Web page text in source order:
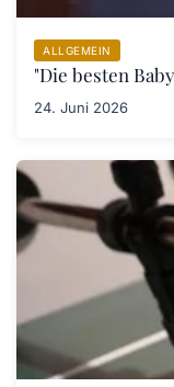
ALLGEMEIN
"Die besten
24. Juni 2026